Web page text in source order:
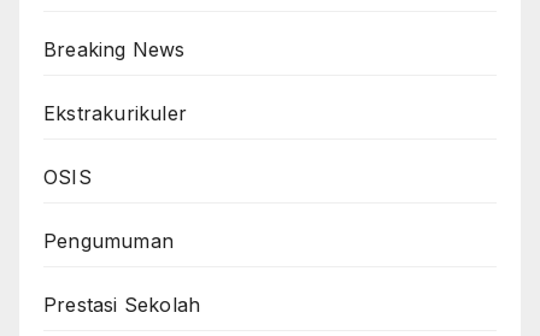
Breaking News
Ekstrakurikuler
OSIS
Pengumuman
Prestasi Sekolah